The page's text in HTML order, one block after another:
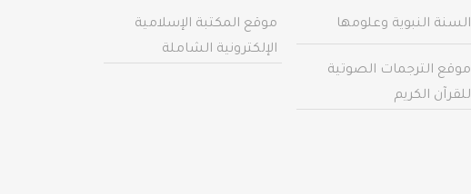
السنة النبوية وعلومها
موقع الترجمات الصوتية
للقرآن الكريم
موقع المكتبة الإسلامية
الإلكترونية الشاملة